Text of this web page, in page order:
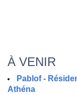
À VENIR
Pablof -
Athéna